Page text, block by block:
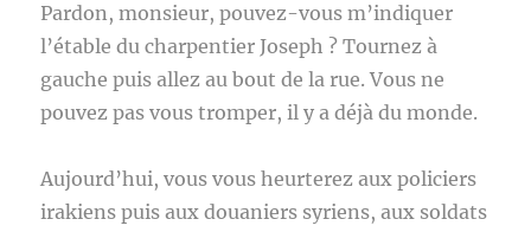
Pardon, monsieur, pouvez-vous m’indiquer
l’étable du charpentier Joseph ? Tournez à
gauche puis allez au bout de la rue. Vous ne
pouvez pas vous tromper, il y a déjà du monde.
Aujourd’hui, vous vous heurterez aux policiers
irakiens puis aux douaniers syriens, aux soldats